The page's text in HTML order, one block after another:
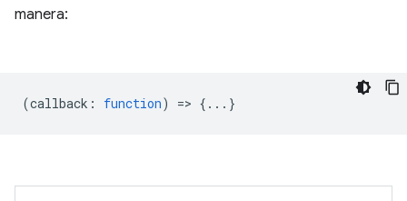
manera:
(callback : function) => {...}